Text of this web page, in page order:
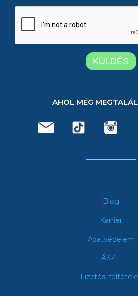
AHOL MÉG
Blog
Karrier
Adatvédelem
ÁSZF
Fizetési